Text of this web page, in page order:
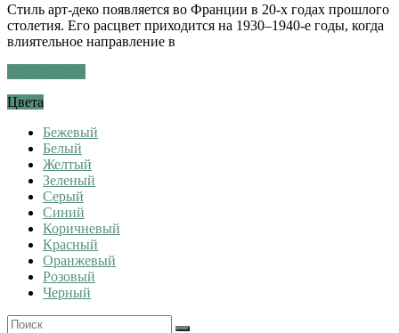
Стиль арт-деко появляется во Франции в 20-х годах прошлого
столетия. Его расцвет приходится на 1930–1940-е годы, когда
влиятельное направление в
Цвета
Бежевый
Белый
Желтый
Зеленый
Серый
Синий
Коричневый
Красный
Оранжевый
Розовый
Черный